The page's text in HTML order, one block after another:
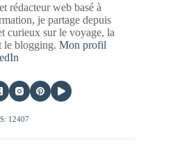
rédacteur web basé à
je partage depuis
curieux sur le voyage, la
le blogging. Mon profil
12407